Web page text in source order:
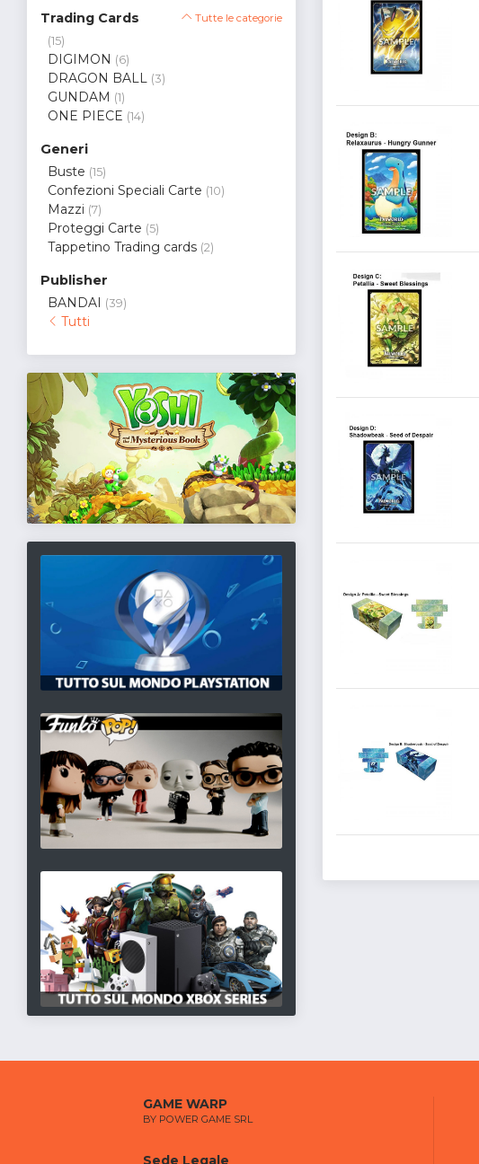
Trading Cards Tutte le categorie
(15)
DIGIMON (6)
DRAGON BALL (3)
GUNDAM (1)
ONE PIECE (14)
Generi
Buste (15)
Confezioni Speciali Carte (10)
Mazzi (7)
Proteggi Carte (5)
Tappetino Trading cards (2)
Publisher
BANDAI (39)
Tutti
GAME WARP
BY POWER GAME SRL
Sede Legale